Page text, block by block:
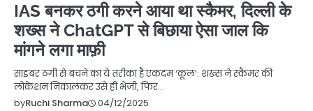
IAS बनकर ठगी करने आया था स्कैमर, दिल्ली के
शख्स ने ChatGPT से बिछाया ऐसा जाल कि
मांगने लगा माफ़ी
साइबर ठगी से बचने का ये तरीका है एकदम ‘कूल’: शख्स ने स्कैमर की
लोकेशन निकालकर उसे ही भेजी, फिर…
byRuchi Sharma 04/12/2025